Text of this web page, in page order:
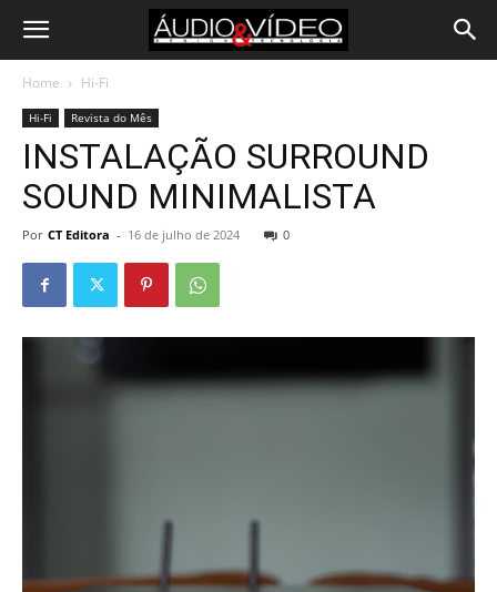
Home Hi-Fi
Hi-Fi Revista do Mês
INSTALAÇÃO SURROUND
SOUND MINIMALISTA
Por CT Editora - 16 de julho de 2024 0